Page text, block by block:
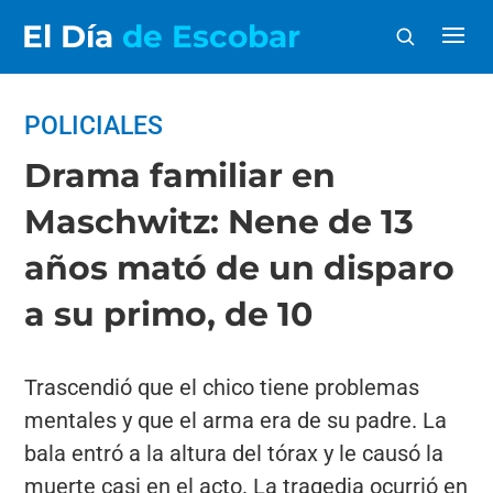
El Día de Escobar
POLICIALES
Drama familiar en
Maschwitz: Nene de 13
años mató de un disparo
a su primo, de 10
Trascendió que el chico tiene problemas
mentales y que el arma era de su padre. La
bala entró a la altura del tórax y le causó la
muerte casi en el acto. La tragedia ocurrió en